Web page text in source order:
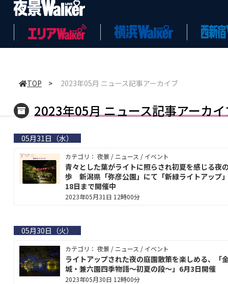
TOP > 2023年05月 ニュース記事アーカイブ
2023年05月 ニュース記事アーカ
05月31日（水）
カテゴリ： 夜景 / ニュース / イベント
青々とした葉がライトに照らされ初夏を感じる夜
歩 新潟県「弥彦公園」にて「新緑ライトアップ
18日まで開催中
2023年05月31日 12時00分
05月30日（火）
カテゴリ： 夜景 / ニュース / イベント
ライトアップされた夜の庭園散策を楽しめる、「
城・兼六園四季物語～初夏の段～」6月3日開催
2023年05月30日 12時00分